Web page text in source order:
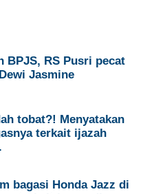
BPJS, RS Pusri pecat
Jasmine
tobat?! Menyatakan
terkait ijazah
bagasi Honda Jazz di